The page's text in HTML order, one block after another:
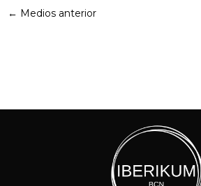
← Medios anterior